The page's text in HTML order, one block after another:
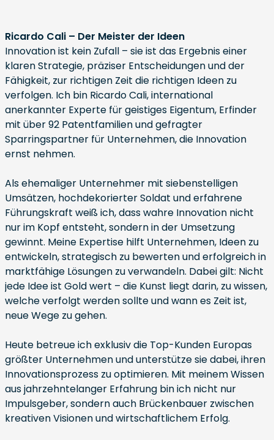
Ricardo Cali – Der Meister der Ideen
Innovation ist kein Zufall – sie ist das Ergebnis einer
klaren Strategie, präziser Entscheidungen und der
Fähigkeit, zur richtigen Zeit die richtigen Ideen zu
verfolgen. Ich bin Ricardo Cali, international
anerkannter Experte für geistiges Eigentum, Erfinder
mit über 92 Patentfamilien und gefragter
Sparringspartner für Unternehmen, die Innovation
ernst nehmen.
Als ehemaliger Unternehmer mit siebenstelligen
Umsätzen, hochdekorierter Soldat und erfahrene
Führungskraft weiß ich, dass wahre Innovation nicht
nur im Kopf entsteht, sondern in der Umsetzung
gewinnt. Meine Expertise hilft Unternehmen, Ideen zu
entwickeln, strategisch zu bewerten und erfolgreich in
marktfähige Lösungen zu verwandeln. Dabei gilt: Nicht
jede Idee ist Gold wert – die Kunst liegt darin, zu wissen,
welche verfolgt werden sollte und wann es Zeit ist,
neue Wege zu gehen.
Heute betreue ich exklusiv die Top-Kunden Europas
größter Unternehmen und unterstütze sie dabei, ihren
Innovationsprozess zu optimieren. Mit meinem Wissen
aus jahrzehntelanger Erfahrung bin ich nicht nur
Impulsgeber, sondern auch Brückenbauer zwischen
kreativen Visionen und wirtschaftlichem Erfolg.